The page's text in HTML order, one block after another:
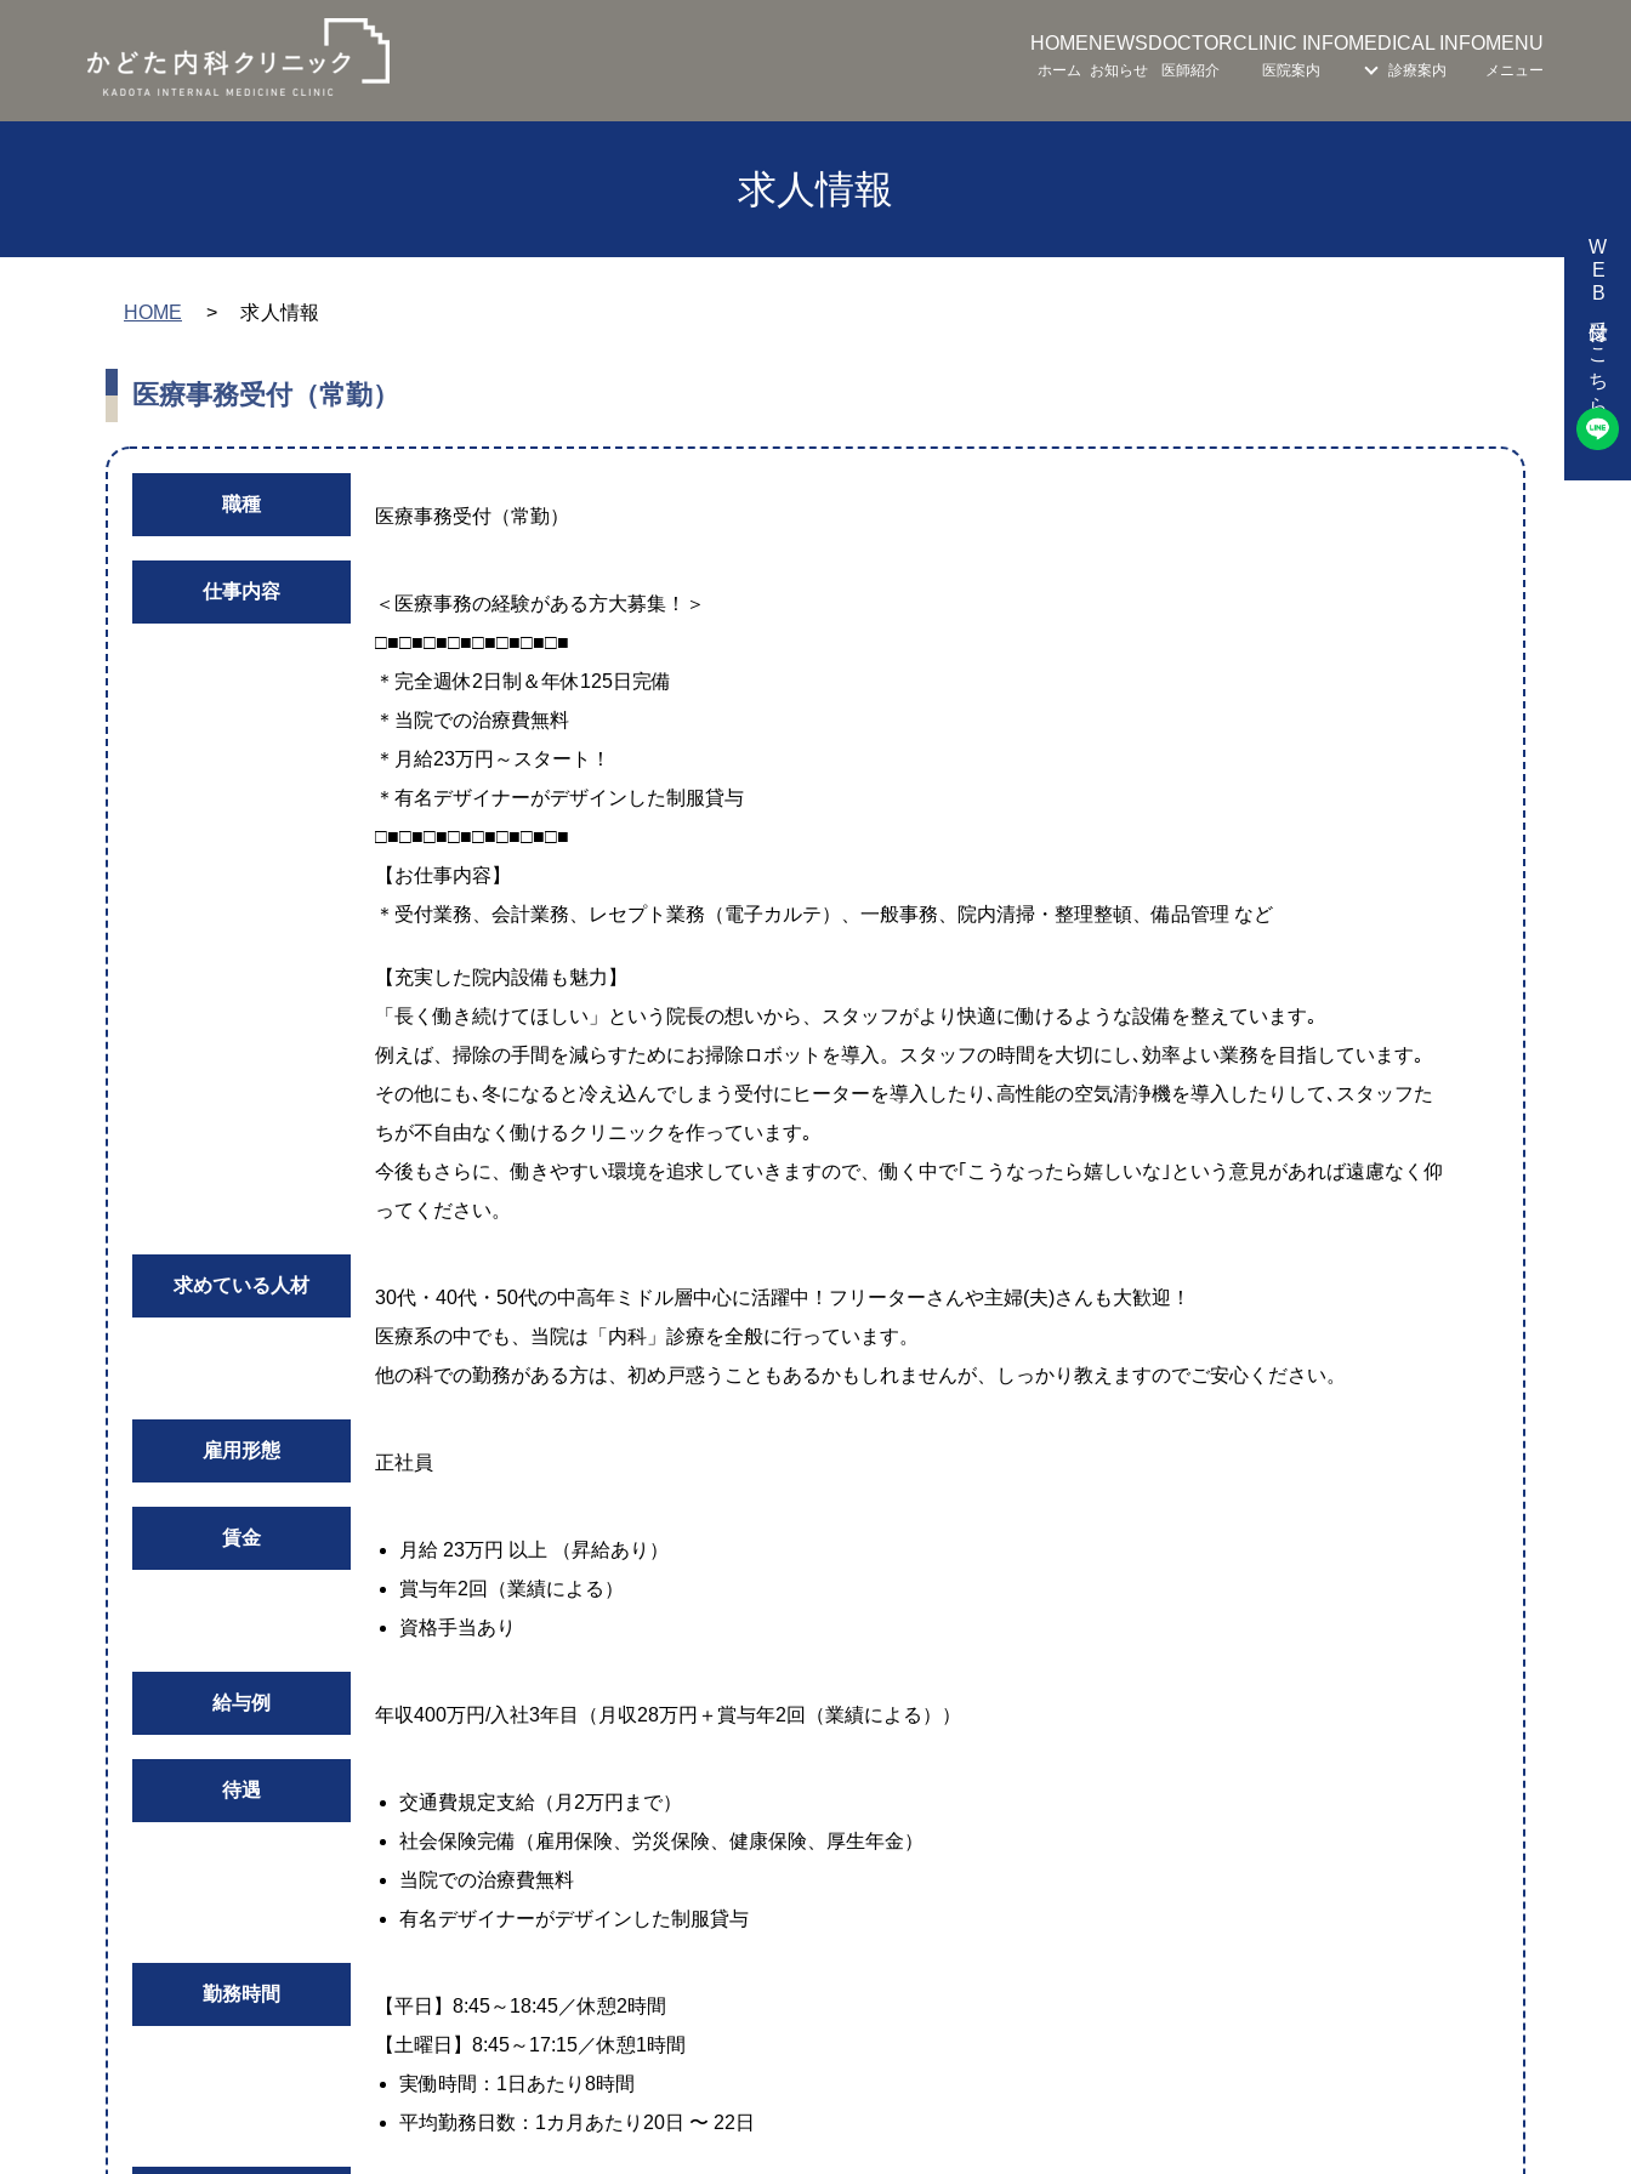
HOME
ホーム
NEWS
お知らせ
DOCTOR
医師紹介
CLINIC INFO
医院案内
MEDICAL INFO
診療案内
MENU
メニュー
求人情報
HOME 求人情報
医療事務受付（常勤）
職種
医療事務受付（常勤）
仕事内容
＜医療事務の経験がある方大募集！＞
□■□■□■□■□■□■□■□■
＊完全週休2日制＆年休125日完備
＊当院での治療費無料
＊月給23万円～スタート！
＊有名デザイナーがデザインした制服貸与
□■□■□■□■□■□■□■□■
【お仕事内容】
＊受付業務、会計業務、レセプト業務（電子カルテ）、一般事務、院内清掃・整理整頓、備品管理 など
【充実した院内設備も魅力】
「長く働き続けてほしい」という院長の想いから、スタッフがより快適に働けるような設備を整えています｡
例えば、掃除の手間を減らすためにお掃除ロボットを導入。スタッフの時間を大切にし､効率よい業務を目指しています｡
その他にも､冬になると冷え込んでしまう受付にヒーターを導入したり､高性能の空気清浄機を導入したりして､スタッフた
ちが不自由なく働けるクリニックを作っています｡
今後もさらに、働きやすい環境を追求していきますので、働く中で｢こうなったら嬉しいな｣という意見があれば遠慮なく仰
ってください。
求めている人材
30代・40代・50代の中高年ミドル層中心に活躍中！フリーターさんや主婦(夫)さんも大歓迎！
医療系の中でも、当院は「内科」診療を全般に行っています。
他の科での勤務がある方は、初め戸惑うこともあるかもしれませんが、しっかり教えますのでご安心ください。
雇用形態
正社員
賃金
月給 23万円 以上 （昇給あり）
賞与年2回（業績による）
資格手当あり
給与例
年収400万円/入社3年目（月収28万円＋賞与年2回（業績による））
待遇
交通費規定支給（月2万円まで）
社会保険完備（雇用保険、労災保険、健康保険、厚生年金）
当院での治療費無料
有名デザイナーがデザインした制服貸与
勤務時間
【平日】8:45～18:45／休憩2時間
【土曜日】8:45～17:15／休憩1時間
実働時間：1日あたり8時間
平均勤務日数：1カ月あたり20日 〜 22日
WEB受付はこちら